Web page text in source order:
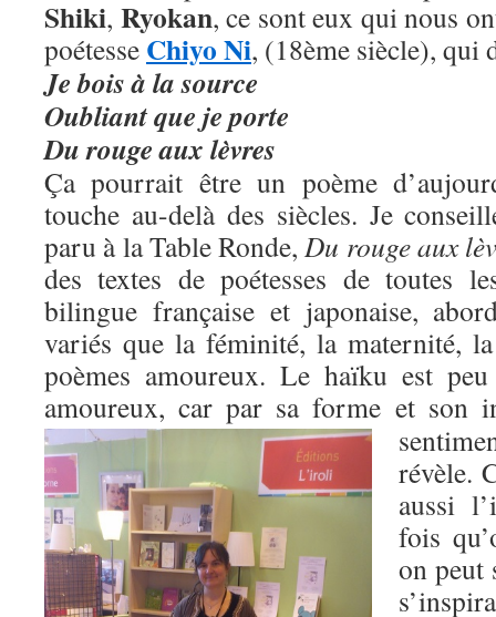
Shiki, Ryokan, ce sont eux qui nous
poétesse Chiyo Ni, (18ème siècle), qui
Je bois à la source
Oubliant que je porte
Du rouge aux lèvres
Ça pourrait être un poème
touche au-delà des siècles. Je
paru à la Table Ronde,Du rouge aux
des textes de poétesses de toutes
bilingue française et japonaise,
variés que la féminité, la maternité,
poèmes amoureux. Le haïku est
amoureux, car par sa forme et son
révèle.
aussi
fois
on peut